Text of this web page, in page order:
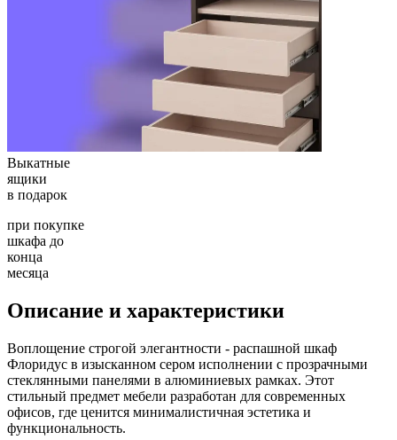
Выкатные
ящики
в подарок
при покупке
шкафа до
конца
месяца
Описание и характеристики
Воплощение строгой элегантности - распашной шкаф
Флоридус в изысканном сером исполнении с прозрачными
стеклянными панелями в алюминиевых рамках. Этот
стильный предмет мебели разработан для современных
офисов, где ценится минималистичная эстетика и
функциональность.